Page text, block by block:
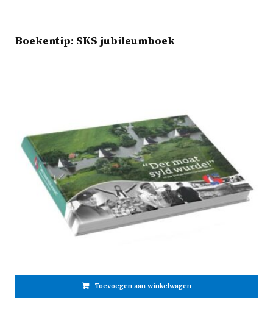
Boekentip: SKS jubileumboek
Toevoegen aan winkelwagen